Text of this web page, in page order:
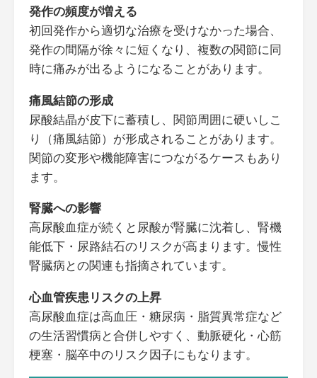
発作の頻度が増える
初回発作から適切な治療を受けなかった場合、
発作の間隔が徐々に短くなり、複数の関節に同
時に痛みが出るようになることがあります。
痛風結節の形成
尿酸結晶が皮下に蓄積し、関節周囲に硬いしこ
り（痛風結節）が形成されることがあります。
関節の変形や機能障害につながるケースもあり
ます。
腎臓への影響
高尿酸血症が続くと尿酸が腎臓に沈着し、腎機
能低下・尿路結石のリスクが高まります。慢性
腎臓病との関連も指摘されています。
心血管疾患リスクの上昇
高尿酸血症は高血圧・糖尿病・脂質異常症など
の生活習慣病と合併しやすく、動脈硬化・心筋
梗塞・脳卒中のリスク因子にもなります。